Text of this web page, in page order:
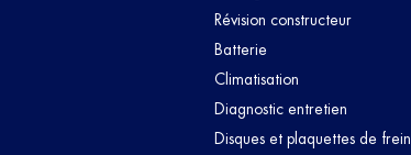
Révision constructeur
Batterie
Climatisation
Diagnostic entretien
Disques et plaquettes de frein